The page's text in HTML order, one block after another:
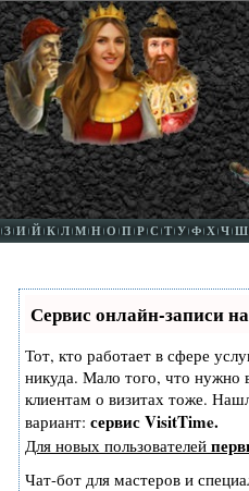
З И Й К Л М Н О П Р С Т У Ф Х Ч Ш
Сервис онлайн-записи
Тот, кто работает в сфере
никуда. Мало того, что нужно
клиентам о визитах тоже.
вариант: сервис VisitTime.
Для новых пользователей
Чат-бот для мастеров и